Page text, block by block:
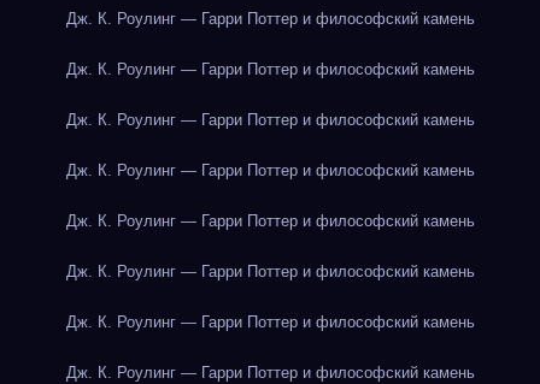
Дж. К. Роулинг — Гарри Поттер и философский камень
Дж. К. Роулинг — Гарри Поттер и философский камень
Дж. К. Роулинг — Гарри Поттер и философский камень
Дж. К. Роулинг — Гарри Поттер и философский камень
Дж. К. Роулинг — Гарри Поттер и философский камень
Дж. К. Роулинг — Гарри Поттер и философский камень
Дж. К. Роулинг — Гарри Поттер и философский камень
Дж. К. Роулинг — Гарри Поттер и философский камень